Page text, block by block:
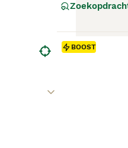
is een
Lees onze
BOOST